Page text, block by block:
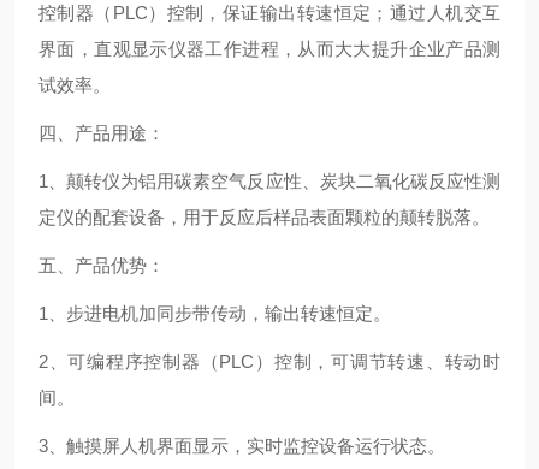
控制器（PLC）控制，保证输出转速恒定；通过人机交互
界面，直观显示仪器工作进程，从而大大提升企业产品测
试效率。
四、产品用途：
1、颠转仪为铝用碳素空气反应性、炭块二氧化碳反应性测
定仪的配套设备，用于反应后样品表面颗粒的颠转脱落。
五、产品优势：
1、步进电机加同步带传动，输出转速恒定。
2、可编程序控制器（PLC）控制，可调节转速、转动时
间。
3、触摸屏人机界面显示，实时监控设备运行状态。